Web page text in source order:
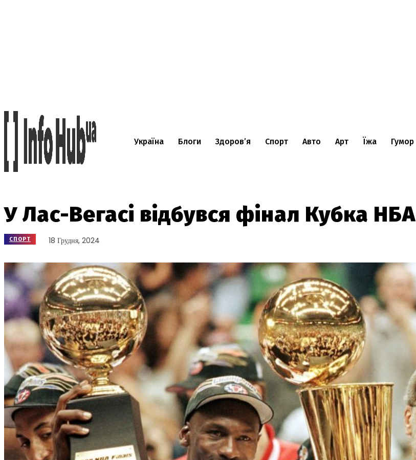
Україна Блоги Здоров’я Спорт Авто Арт Їжа Гумор
У Лас-Вегасі відбувся фінал Кубка НБА
СПОРТ 18 Грудня, 2024